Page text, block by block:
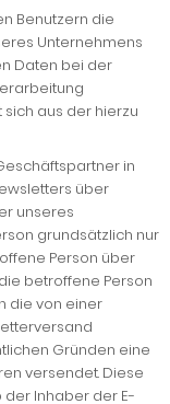
Benutzern die
Unternehmens
Daten bei der
aus der hierzu
in
über
unseres
grundsätzlich nur
Person über
betroffene Person
die von einer
Gründen eine
versendet. Diese
Inhaber der E-